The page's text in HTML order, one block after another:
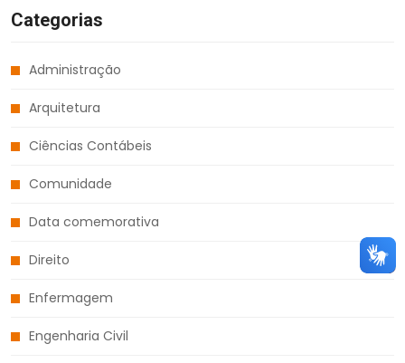
Categorias
Administração
Arquitetura
Ciências Contábeis
Comunidade
Data comemorativa
Direito
Enfermagem
Engenharia Civil